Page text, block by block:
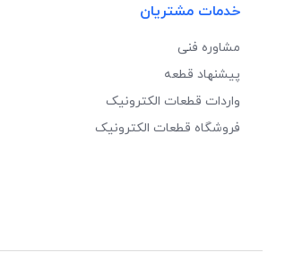
خدمات مشتریان
مشاوره فنی
پیشنهاد قطعه
واردات قطعات الکترونیک
فروشگاه قطعات الکترونیک